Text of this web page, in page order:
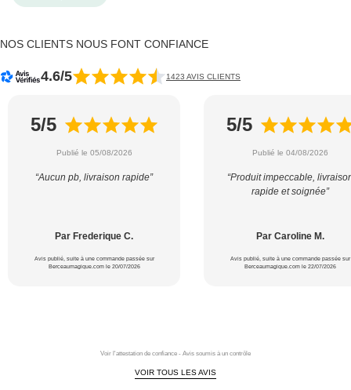
NOS CLIENTS NOUS FONT CONFIANCE
4.6/5 1423 AVIS CLIENTS
5/5
Publié le 05/08/2026
“Aucun pb, livraison rapide”
Par Frederique C.
Avis publié, suite à une commande passée sur
Berceaumagique.com le 20/07/2026
5/5
Publié le 04/08/2026
“Produit impeccable,
rapide et soignée”
Par Caroline M.
Avis publié, suite à une commande passée sur
Berceaumagique.com le 22/07/2026
Voir l'attestation de confiance - Avis soumis à un contrôle
VOIR TOUS LES AVIS